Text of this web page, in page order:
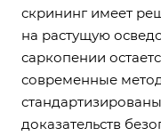
скрининг имеет
на растущую
саркопении
современные
доказательств